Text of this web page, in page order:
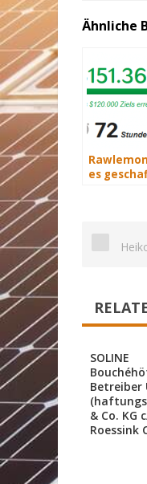
Ähnliche
es
SOLINE
Betreiber
& Co. KG
Roessink